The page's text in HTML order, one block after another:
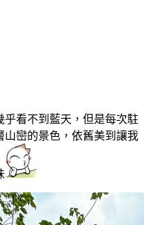
乎看不到藍天，但是每次駐
山巒的景色，依舊美到讓我